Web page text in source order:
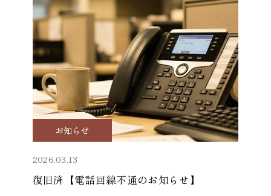
お知らせ
2026.03.13
復旧済【電話回線不通のお知らせ】